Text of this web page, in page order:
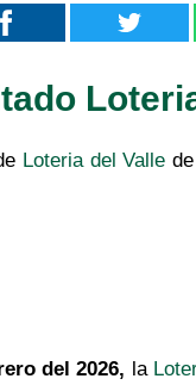
Loteria del Valle
del 2026, la